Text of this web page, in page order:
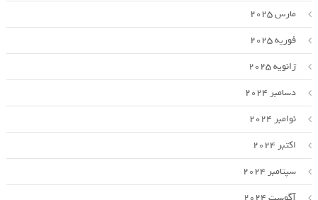
مارس 2025
فوریه 2025
ژانویه 2025
دسامبر 2024
نوامبر 2024
اکتبر 2024
سپتامبر 2024